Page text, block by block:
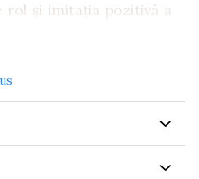
rol și imitația pozitivă a
și abilitățile
gândirea practică și
joacă sigură datorită